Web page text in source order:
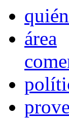
área